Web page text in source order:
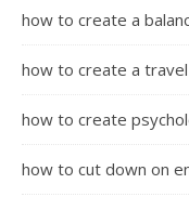
how to create a
how to create a
how to create
how to cut down on